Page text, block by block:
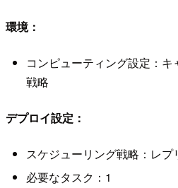
環境：
コンピューティング設定：
戦略
デプロイ設定：
スケジューリング戦略：レプ
必要なタスク：1